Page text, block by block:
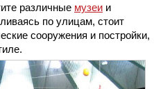
различные музеи и
по улицам, стоит
сооружения и постройки,